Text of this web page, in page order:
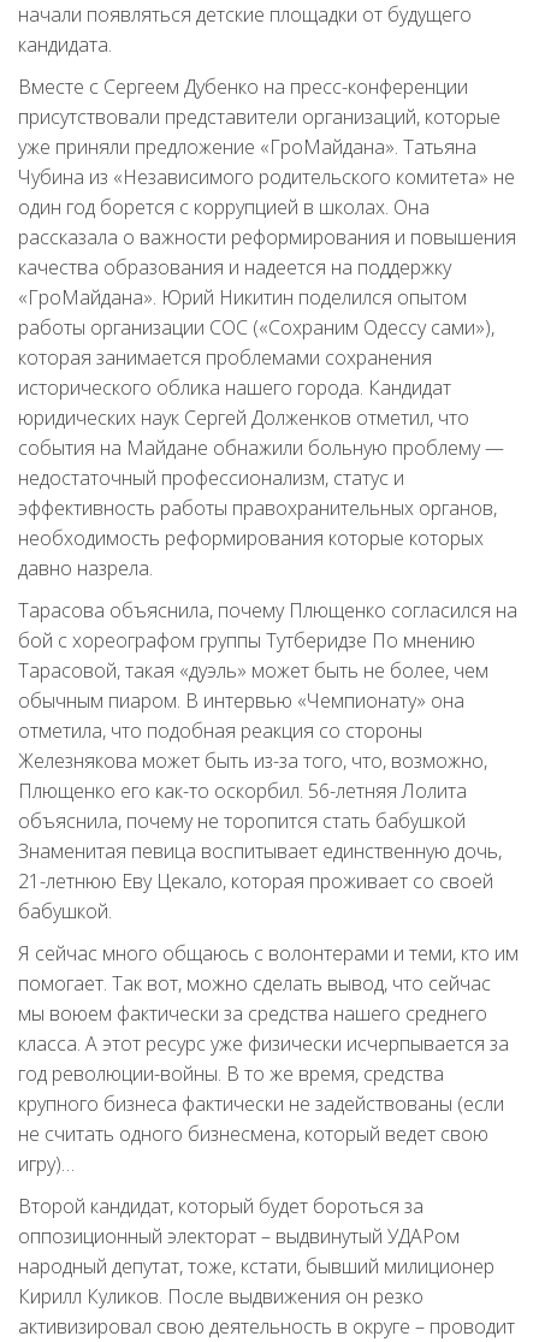
начали появляться детские площадки от будущего
кандидата.
Вместе с Сергеем Дубенко на пресс-конференции
присутствовали представители организаций, которые
уже приняли предложение «ГроМайдана». Татьяна
Чубина из «Независимого родительского комитета» не
один год борется с коррупцией в школах. Она
рассказала о важности реформирования и повышения
качества образования и надеется на поддержку
«ГроМайдана». Юрий Никитин поделился опытом
работы организации СОС («Сохраним Одессу сами»),
которая занимается проблемами сохранения
исторического облика нашего города. Кандидат
юридических наук Сергей Долженков отметил, что
события на Майдане обнажили больную проблему —
недостаточный профессионализм, статус и
эффективность работы правохранительных органов,
необходимость реформирования которые которых
давно назрела.
Тарасова объяснила, почему Плющенко согласился на
бой с хореографом группы Тутберидзе По мнению
Тарасовой, такая «дуэль» может быть не более, чем
обычным пиаром. В интервью «Чемпионату» она
отметила, что подобная реакция со стороны
Железнякова может быть из-за того, что, возможно,
Плющенко его как-то оскорбил. 56-летняя Лолита
объяснила, почему не торопится стать бабушкой
Знаменитая певица воспитывает единственную дочь,
21-летнюю Еву Цекало, которая проживает со своей
бабушкой.
Я сейчас много общаюсь с волонтерами и теми, кто им
помогает. Так вот, можно сделать вывод, что сейчас
мы воюем фактически за средства нашего среднего
класса. А этот ресурс уже физически исчерпывается за
год революции-войны. В то же время, средства
крупного бизнеса фактически не задействованы (если
не считать одного бизнесмена, который ведет свою
игру)…
Второй кандидат, который будет бороться за
оппозиционный электорат – выдвинутый УДАРом
народный депутат, тоже, кстати, бывший милиционер
Кирилл Куликов. После выдвижения он резко
активизировал свою деятельность в округе – проводит